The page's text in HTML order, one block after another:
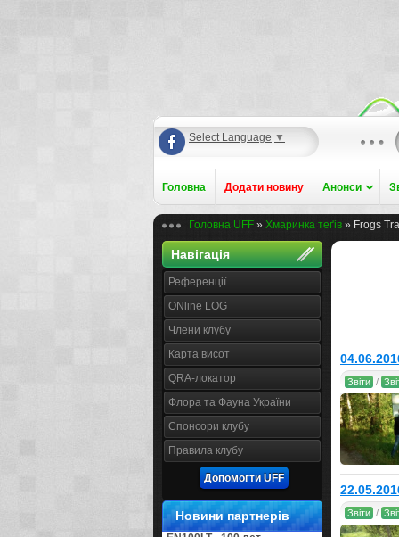
Select Language ▼
Головна Додати новину Анонси
Головна UFF » Хмаринка теґів » Frogs
Навігація
Референції
ONline LOG
Члени клубу
Карта висот
QRA-локатор
Флора та Фауна України
Спонсори клубу
Правила клубу
Допомогти UFF
Новини партнерів
Звіти /
Звіти /